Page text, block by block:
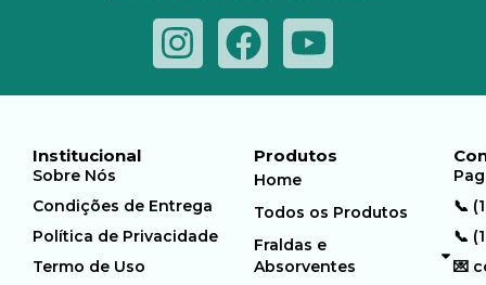
Institucional
Sobre Nós
Condições de Entrega
Política de Privacidade
Termo de Uso
Produtos
Home
Todos os Produtos
Fraldas e
Absorventes
📞
📞
💌